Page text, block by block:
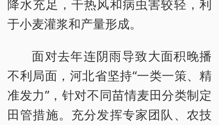
降水充足，干热风和病虫害较轻，利
于小麦灌浆和产量形成。
面对去年连阴雨导致大面积晚播
不利局面，河北省坚持“一类一策、精
准发力”，针对不同苗情麦田分类制定
田管措施。充分发挥专家团队、农技